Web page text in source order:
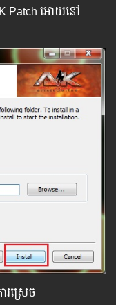
Patch អោយនៅ
រស្រេច